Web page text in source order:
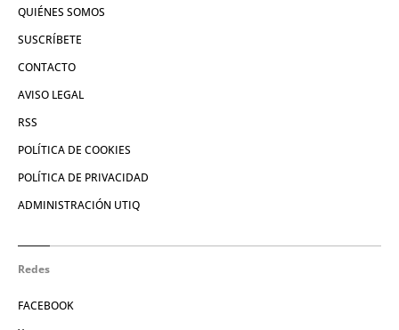
QUIÉNES SOMOS
SUSCRÍBETE
CONTACTO
AVISO LEGAL
RSS
POLÍTICA DE COOKIES
POLÍTICA DE PRIVACIDAD
ADMINISTRACIÓN UTIQ
Redes
FACEBOOK